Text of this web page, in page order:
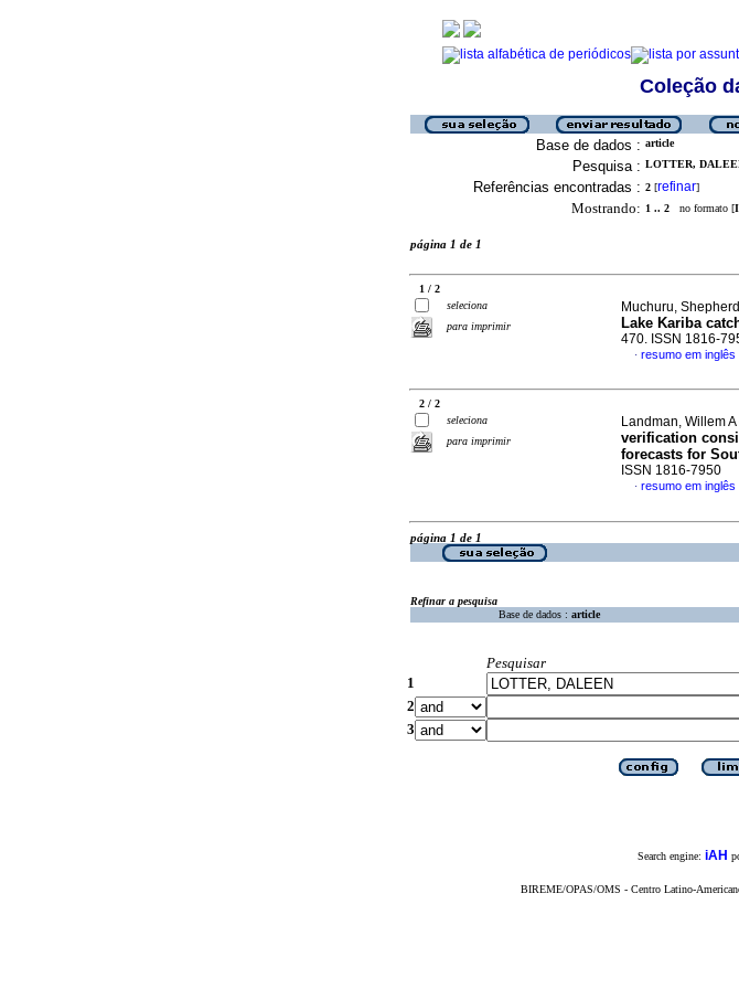
Coleção
Base de dados : article
Pesquisa : LOTTER,
Referências encontradas : 2 [refinar]
Mostrando: 1 .. 2 no formato [
página 1 de 1
1 / 2
seleciona
para imprimir
Muchuru,
Lake Kariba
470. ISSN 1816-
· resumo em inglês
2 / 2
seleciona
para imprimir
Landman, Willem A
verification
forecasts for
ISSN 1816-7950
· resumo em inglês
página 1 de 1
Refinar a pesquisa
Base de dados : article
Pesquisar
1
2
3
Search engine: iAH
BIREME/OPAS/OMS - Centro Latino-